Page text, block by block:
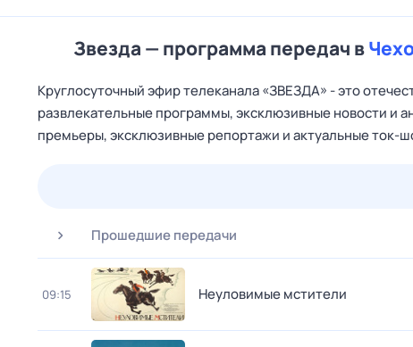
Звезда — программа передач в
Круглосуточный эфир телеканала «ЗВЕЗДА» - это
развлекательные программы, эксклюзивные новости и
премьеры, эксклюзивные репортажи и актуальные ток-
Прошедшие передачи
09:15 Неуловимые мстители